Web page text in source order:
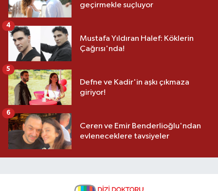
geçirmekle suçluyor
Mustafa Yıldıran Halef: Köklerin
Çağrısı'nda!
4
Defne ve Kadir'in aşkı çıkmaza
giriyor!
5
Ceren ve Emir Benderlioğlu'ndan
evleneceklere tavsiyeler
6